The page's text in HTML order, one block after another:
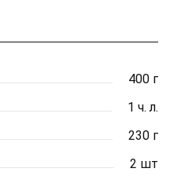
400 г
1 ч. л.
230 г
2 шт